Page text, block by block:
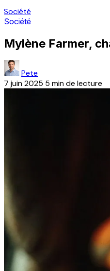
Société
Société
Mylène Farmer,
Pete
7 juin 2025 5 min de lecture